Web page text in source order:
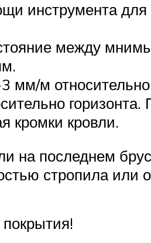
инструмента для
между
мм/м относительно
кромки кровли.
на последнем
стропила или